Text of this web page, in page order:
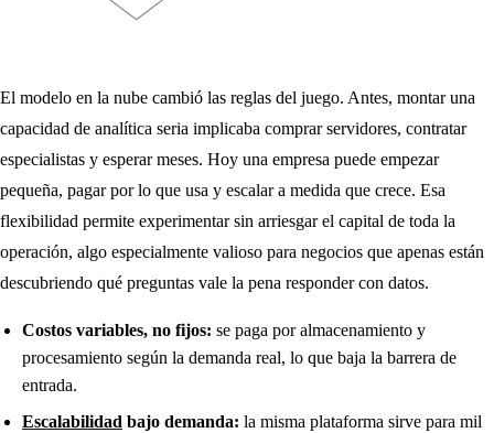
El modelo en la nube cambió las reglas del juego. Antes, montar una
capacidad de analítica seria implicaba comprar servidores, contratar
especialistas y esperar meses. Hoy una empresa puede empezar
pequeña, pagar por lo que usa y escalar a medida que crece. Esa
flexibilidad permite experimentar sin arriesgar el capital de toda la
operación, algo especialmente valioso para negocios que apenas están
descubriendo qué preguntas vale la pena responder con datos.
Costos variables, no fijos: se paga por almacenamiento y
procesamiento según la demanda real, lo que baja la barrera de
entrada.
Escalabilidad bajo demanda: la misma plataforma sirve para mil